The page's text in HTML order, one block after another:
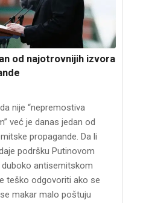
od najotrovnijih izvora
nije “nepremostiva
već je danas jedan od
propagande. Da li
podršku Putinovom
antisemitskom
teško odgovoriti ako se
makar malo poštuju